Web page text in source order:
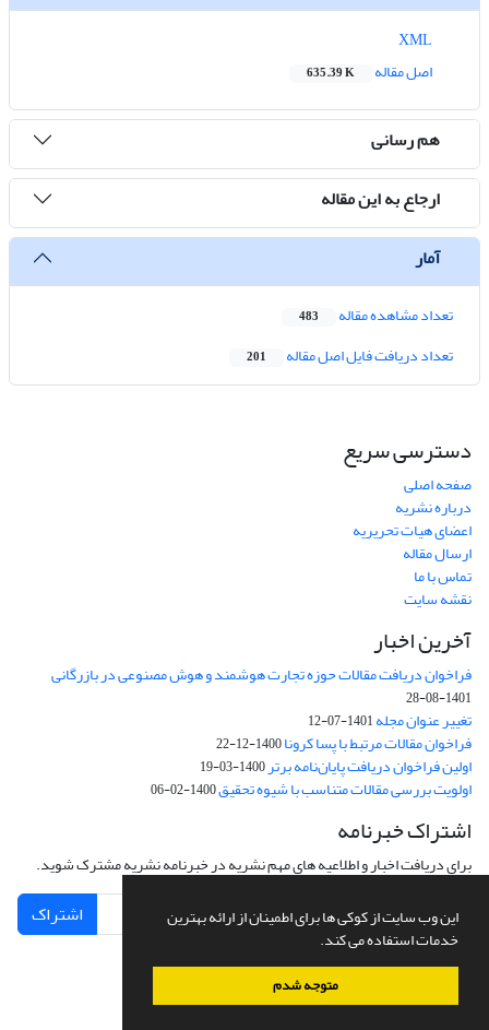
این وب سایت از کوکی ها برای اطمینان از ارائه بهترین
خدمات استفاده می کند.
متوجه شدم
اصل مقاله
635.39 K
هم رسانی
ارجاع به این مقاله
آمار
تعداد مشاهده مقاله 483
تعداد دریافت فایل اصل مقاله 201
دسترسی سریع
صفحه اصلی
درباره نشریه
اعضای هیات تحریریه
ارسال مقاله
تماس با ما
نقشه سایت
آخرین اخبار
فراخوان دریافت مقالات حوزه تجارت هوشمند و هوش مصنوعی در بازرگانی
1401-08-28
تغییر عنوان مجله1401-07-12
فراخوان مقالات مرتبط با پسا کرونا1400-12-22
اولین فراخوان دریافت پایان‌نامه برتر1400-03-19
اولویت بررسی مقالات متناسب با شیوه تحقیق1400-02-06
اشتراک خبرنامه
برای دریافت اخبار و اطلاعیه های مهم نشریه در خبرنامه نشریه مشترک شوید.
اشتراک
سامانه مدیریت نشریات علمی.طراحی و پیاده سازی ازسیناوب